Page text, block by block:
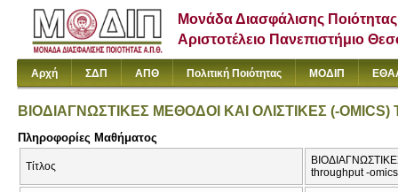
Μονάδα Διασφάλισης Ποιότητας
Αριστοτέλειο Πανεπιστήμιο
Αρχή ΣΔΠ ΑΠΘ Πολιτική Ποιότητας ΜΟΔΙΠ
ΒΙΟΔΙΑΓΝΩΣΤΙΚΕΣ ΜΕΘΟΔΟΙ ΚΑΙ ΟΛΙΣΤΙΚΕΣ (-
Πληροφορίες Μαθήματος
Τίτλος
throughput -